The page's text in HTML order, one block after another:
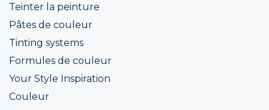
Teinter la peinture
Pâtes de couleur
Tinting systems
Formules de couleur
Your Style Inspiration
Couleur